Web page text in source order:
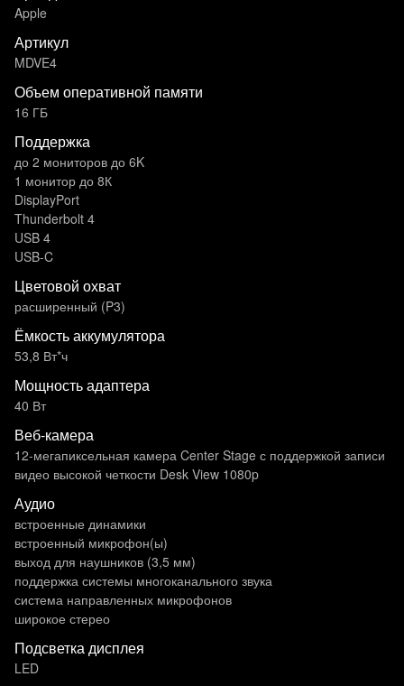
Apple
Артикул
MDVE4
Объем оперативной памяти
16 ГБ
Поддержка
до 2 мониторов до 6K
1 монитор до 8К
DisplayPort
Thunderbolt 4
USB 4
USB-C
Цветовой охват
расширенный (P3)
Ёмкость аккумулятора
53,8 Вт*ч
Мощность адаптера
40 Вт
Веб-камера
12-мегапиксельная камера Center Stage с поддержкой записи
видео высокой четкости Desk View 1080p
Аудио
встроенные динамики
встроенный микрофон(ы)
выход для наушников (3,5 мм)
поддержка системы многоканального звука
система направленных микрофонов
широкое стерео
Подсветка дисплея
LED